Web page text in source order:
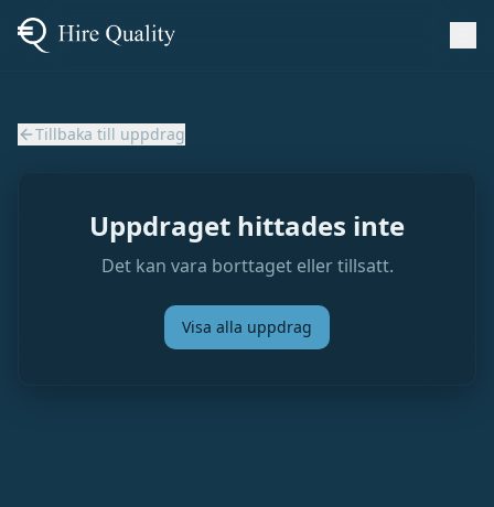
Tillbaka till uppdrag
Uppdraget hittades inte
Det kan vara borttaget eller tillsatt.
Visa alla uppdrag